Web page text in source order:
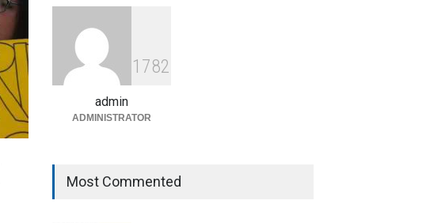
arrivano i pagamenti PAC, la
soddisfazione del Ministro
ambiente
1782
admin
ADMINISTRATOR
Most Commented